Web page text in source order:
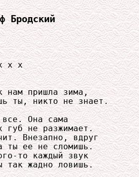
Бродский
x x
нам пришла зима,
ты, никто не знает.
Она сама
губ не разжимает.
Внезапно, вдруг
ты ее не сломишь.
то каждый звук
так жадно ловишь.